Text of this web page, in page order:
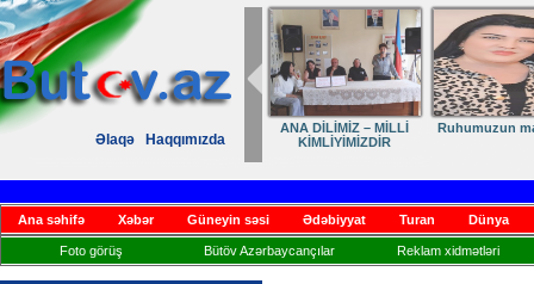
Əlaqə Haqqımızda
– MİLLİ
DİLİMİZ – MİLLİ
KİMLİYİMİZ,
Elmanın
Ana səhifə Xəbər Güneyin səsi Ədəbiyyat Turan Dünya
Foto görüş Bütöv Azərbaycançılar Reklam xidmətləri